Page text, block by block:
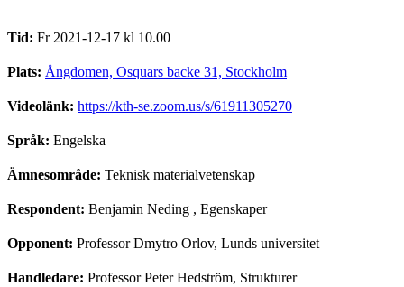
Tid: Fr 2021-12-17 kl 10.00
Plats: Ångdomen, Osquars backe 31, Stockholm
Videolänk: https://kth-se.zoom.us/s/61911305270
Språk: Engelska
Ämnesområde: Teknisk materialvetenskap
Respondent: Benjamin Neding , Egenskaper
Opponent: Professor Dmytro Orlov, Lunds universitet
Handledare: Professor Peter Hedström, Strukturer